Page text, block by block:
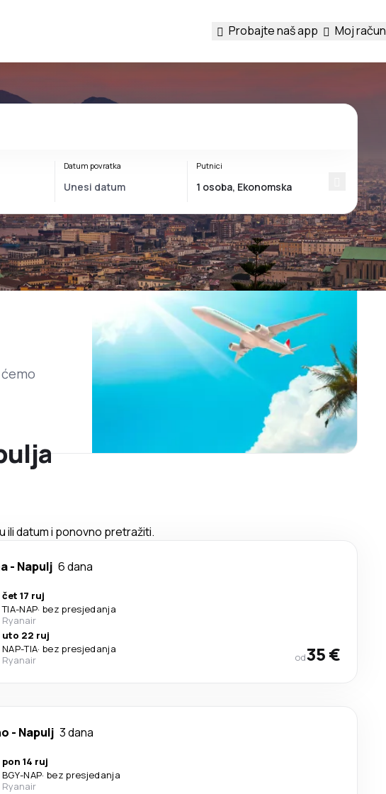
Probajte naš app Moj račun
Datum povratka Putnici
ili datum i ponovno pretražiti.
- Napulj 6 dana
čet 17 ruj
TIA-NAP· bez presjedanja
Ryanair
uto 22 ruj
NAP-TIA· bez presjedanja
Ryanair
od35 €
- Napulj 3 dana
pon 14 ruj
BGY-NAP· bez presjedanja
Ryanair